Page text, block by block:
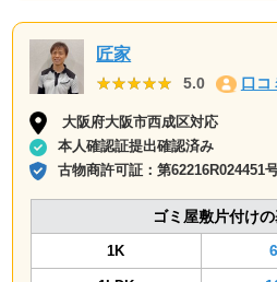
匠家
★★★★★
★★★★★ 5.0 口コ
大阪府大阪市西成区対応
本人確認証提出確認済み
古物商許可証：第62216R024451
ゴミ屋敷片付け
1K